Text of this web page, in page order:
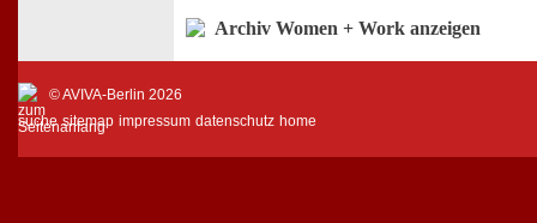
Archiv Women + Work anzeigen
© AVIVA-Berlin 2026
suche sitemap impressum datenschutz home